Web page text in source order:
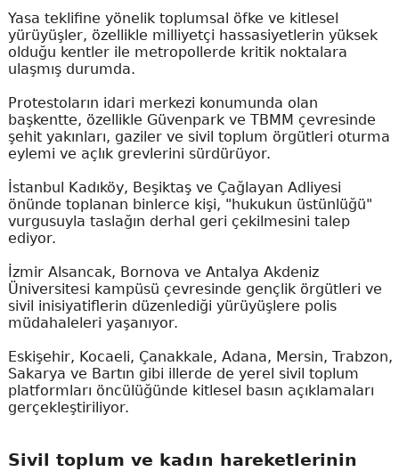
Yasa teklifine yönelik toplumsal öfke ve kitlesel
yürüyüşler, özellikle milliyetçi hassasiyetlerin yüksek
olduğu kentler ile metropollerde kritik noktalara
ulaşmış durumda.
Protestoların idari merkezi konumunda olan
başkentte, özellikle Güvenpark ve TBMM çevresinde
şehit yakınları, gaziler ve sivil toplum örgütleri oturma
eylemi ve açlık grevlerini sürdürüyor.
İstanbul Kadıköy, Beşiktaş ve Çağlayan Adliyesi
önünde toplanan binlerce kişi, "hukukun üstünlüğü"
vurgusuyla taslağın derhal geri çekilmesini talep
ediyor.
İzmir Alsancak, Bornova ve Antalya Akdeniz
Üniversitesi kampüsü çevresinde gençlik örgütleri ve
sivil inisiyatiflerin düzenlediği yürüyüşlere polis
müdahaleleri yaşanıyor.
Eskişehir, Kocaeli, Çanakkale, Adana, Mersin, Trabzon,
Sakarya ve Bartın gibi illerde de yerel sivil toplum
platformları öncülüğünde kitlesel basın açıklamaları
gerçekleştiriliyor.
Sivil toplum ve kadın hareketlerinin